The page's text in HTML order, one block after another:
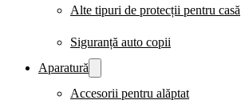
Alte tipuri de protecții pentru casă
Siguranță auto copii
Aparatură
Accesorii pentru alăptat